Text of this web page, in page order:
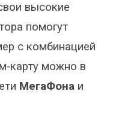
высокие
помогут
с комбинацией
карту можно в
МегаФона и